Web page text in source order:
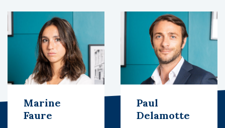
Marine
Faure
Paul
Delamotte